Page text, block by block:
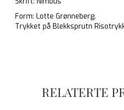
Form: Lotte Grønneberg.
Trykket på Blekksprutn
RELATERTE